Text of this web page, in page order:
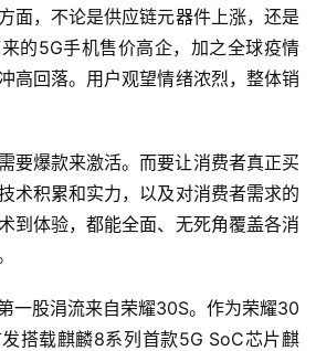
面，不论是供应链元器件上涨，还是
的5G手机售价高企，加之全球疫情
高回落。用户观望情绪浓烈，整体销
要爆款来激活。而要让消费者真正买
术积累和实力，以及对消费者需求的
到体验，都能全面、无死角覆盖各消
一股涓流来自荣耀30S。作为荣耀30
搭载麒麟8系列首款5G SoC芯片麒